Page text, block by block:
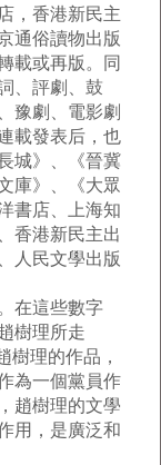
，香港新民主
通俗讀物出版
載或再版。同
、評劇、鼓
豫劇、電影劇
載發表后，也
城》、《晉冀
庫》、《大眾
書店、上海知
香港新民主出
人民文學出版
在這些數字
樹理所走
樹理的作品，
為一個黨員作
趙樹理的文學
用，是廣泛和